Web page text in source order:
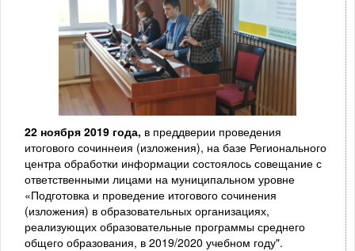
22 ноября 2019 года, в преддверии проведения
итогового сочиннеия (изложения), на базе Регионального
центра обработки информации состоялось совещание с
ответственными лицами на муниципальном уровне
«Подготовка и проведение итогового сочинения
(изложения) в образовательных организациях,
реализующих образовательные программы среднего
общего образования, в 2019/2020 учебном году".